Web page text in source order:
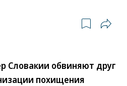
Словакии обвиняют друг
похищения